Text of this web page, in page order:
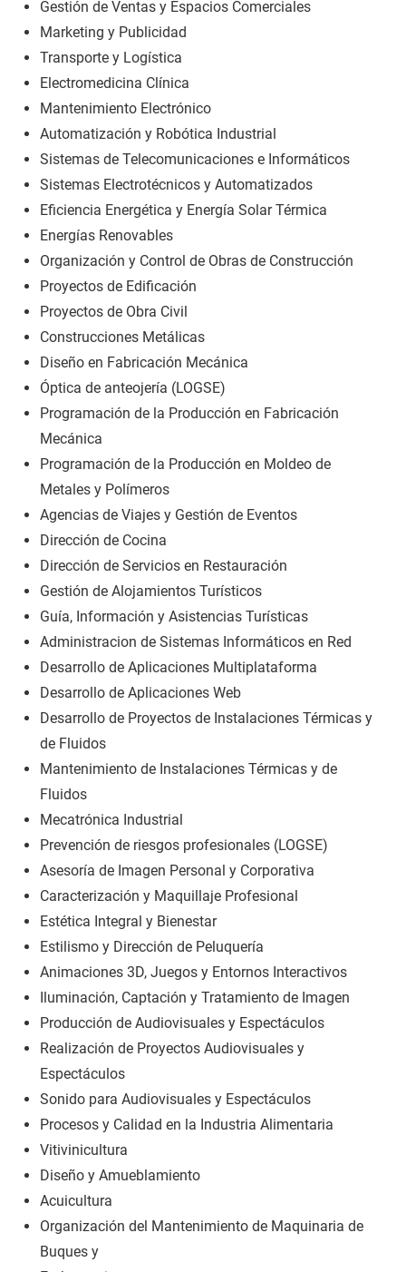
Gestión de Ventas y Espacios Comerciales
Marketing y Publicidad
Transporte y Logística
Electromedicina Clínica
Mantenimiento Electrónico
Automatización y Robótica Industrial
Sistemas de Telecomunicaciones e Informáticos
Sistemas Electrotécnicos y Automatizados
Eficiencia Energética y Energía Solar Térmica
Energías Renovables
Organización y Control de Obras de Construcción
Proyectos de Edificación
Proyectos de Obra Civil
Construcciones Metálicas
Diseño en Fabricación Mecánica
Óptica de anteojería (LOGSE)
Programación de la Producción en Fabricación
Mecánica
Programación de la Producción en Moldeo de
Metales y Polímeros
Agencias de Viajes y Gestión de Eventos
Dirección de Cocina
Dirección de Servicios en Restauración
Gestión de Alojamientos Turísticos
Guía, Información y Asistencias Turísticas
Administracion de Sistemas Informáticos en Red
Desarrollo de Aplicaciones Multiplataforma
Desarrollo de Aplicaciones Web
Desarrollo de Proyectos de Instalaciones Térmicas y
de Fluidos
Mantenimiento de Instalaciones Térmicas y de
Fluidos
Mecatrónica Industrial
Prevención de riesgos profesionales (LOGSE)
Asesoría de Imagen Personal y Corporativa
Caracterización y Maquillaje Profesional
Estética Integral y Bienestar
Estilismo y Dirección de Peluquería
Animaciones 3D, Juegos y Entornos Interactivos
Iluminación, Captación y Tratamiento de Imagen
Producción de Audiovisuales y Espectáculos
Realización de Proyectos Audiovisuales y
Espectáculos
Sonido para Audiovisuales y Espectáculos
Procesos y Calidad en la Industria Alimentaria
Vitivinicultura
Diseño y Amueblamiento
Acuicultura
Organización del Mantenimiento de Maquinaria de
Buques y